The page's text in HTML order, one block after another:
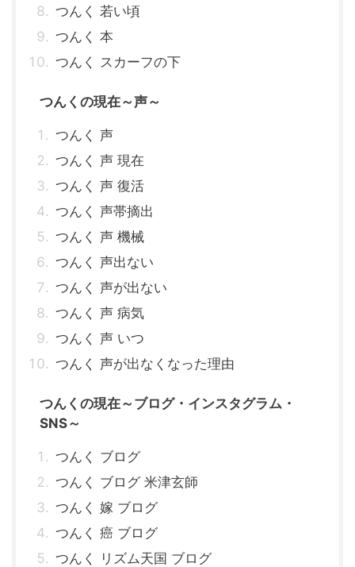
つんく 若い頃
つんく 本
つんく スカーフの下
つんくの現在～声～
つんく 声
つんく 声 現在
つんく 声 復活
つんく 声帯摘出
つんく 声 機械
つんく 声出ない
つんく 声が出ない
つんく 声 病気
つんく 声 いつ
つんく 声が出なくなった理由
つんくの現在～ブログ・インスタグラム・
SNS～
つんく ブログ
つんく ブログ 米津玄師
つんく 嫁 ブログ
つんく 癌 ブログ
つんく リズム天国 ブログ